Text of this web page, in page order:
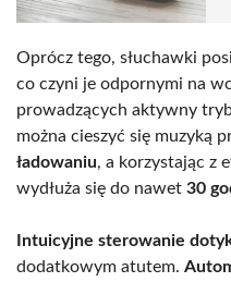
Oprócz tego, słuchawki
co czyni je odpornymi na
prowadzących aktywny
można cieszyć się muzyką
ładowaniu, a korzystając z
wydłuża się do nawet 30
Intuicyjne sterowanie
dodatkowym atutem.